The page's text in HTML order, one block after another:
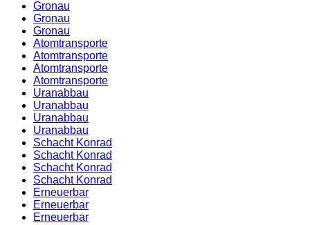
Gronau
Gronau
Gronau
Atomtransporte
Atomtransporte
Atomtransporte
Atomtransporte
Uranabbau
Uranabbau
Uranabbau
Uranabbau
Schacht Konrad
Schacht Konrad
Schacht Konrad
Schacht Konrad
Erneuerbar
Erneuerbar
Erneuerbar